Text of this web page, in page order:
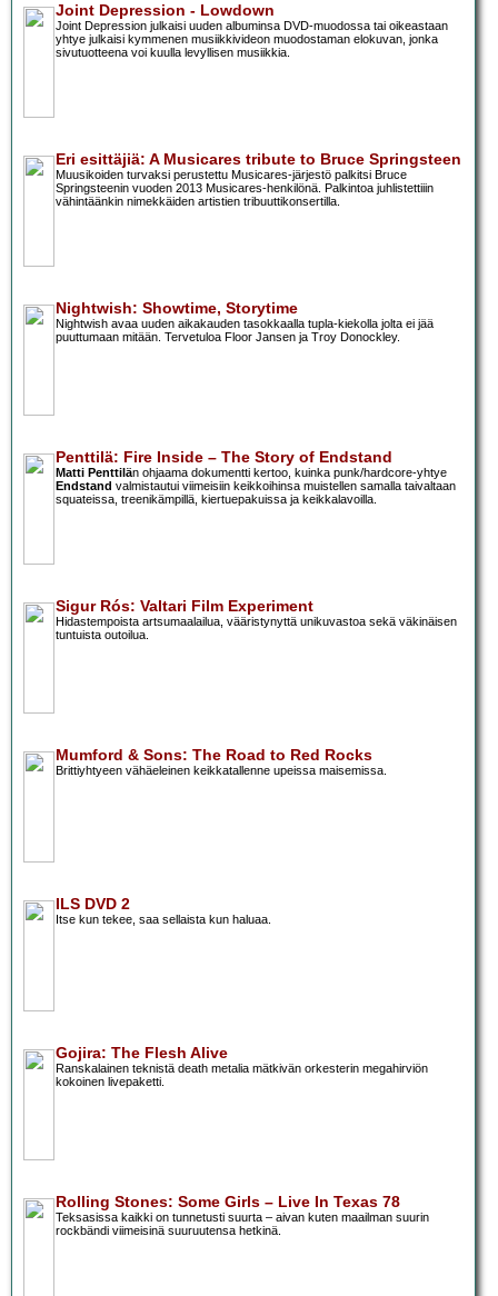
Joint Depression - Lowdown
Joint Depression julkaisi uuden albuminsa DVD-muodossa tai oikeastaan
yhtye julkaisi kymmenen musiikkivideon muodostaman elokuvan, jonka
sivutuotteena voi kuulla levyllisen musiikkia.
Eri esittäjiä: A Musicares tribute to Bruce Springsteen
Muusikoiden turvaksi perustettu Musicares-järjestö palkitsi Bruce
Springsteenin vuoden 2013 Musicares-henkilönä. Palkintoa juhlistettiiin
vähintäänkin nimekkäiden artistien tribuuttikonsertilla.
Nightwish: Showtime, Storytime
Nightwish avaa uuden aikakauden tasokkaalla tupla-kiekolla jolta ei jää
puuttumaan mitään. Tervetuloa Floor Jansen ja Troy Donockley.
Penttilä: Fire Inside – The Story of Endstand
Matti Penttilän ohjaama dokumentti kertoo, kuinka punk/hardcore-yhtye
Endstand valmistautui viimeisiin keikkoihinsa muistellen samalla taivaltaan
squateissa, treenikämpillä, kiertuepakuissa ja keikkalavoilla.
Sigur Rós: Valtari Film Experiment
Hidastempoista artsumaalailua, vääristynyttä unikuvastoa sekä väkinäisen
tuntuista outoilua.
Mumford & Sons: The Road to Red Rocks
Brittiyhtyeen vähäeleinen keikkatallenne upeissa maisemissa.
ILS DVD 2
Itse kun tekee, saa sellaista kun haluaa.
Gojira: The Flesh Alive
Ranskalainen teknistä death metalia mätkivän orkesterin megahirviön
kokoinen livepaketti.
Rolling Stones: Some Girls – Live In Texas 78
Teksasissa kaikki on tunnetusti suurta – aivan kuten maailman suurin
rockbändi viimeisinä suuruutensa hetkinä.